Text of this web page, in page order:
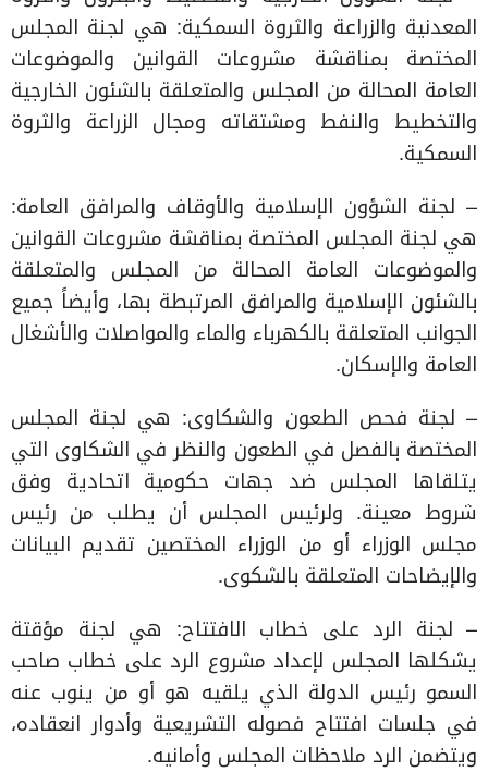
المعدنية والزراعة والثروة السمكية: هي لجنة المجلس
المختصة بمناقشة مشروعات القوانين والموضوعات
العامة المحالة من المجلس والمتعلقة بالشئون الخارجية
والتخطيط والنفط ومشتقاته ومجال الزراعة والثروة
السمكية.
– لجنة الشؤون الإسلامية والأوقاف والمرافق العامة:
هي لجنة المجلس المختصة بمناقشة مشروعات القوانين
والموضوعات العامة المحالة من المجلس والمتعلقة
بالشئون الإسلامية والمرافق المرتبطة بها، وأيضاً جميع
الجوانب المتعلقة بالكهرباء والماء والمواصلات والأشغال
العامة والإسكان.
– لجنة فحص الطعون والشكاوى: هي لجنة المجلس
المختصة بالفصل في الطعون والنظر في الشكاوى التي
يتلقاها المجلس ضد جهات حكومية اتحادية وفق
شروط معينة. ولرئيس المجلس أن يطلب من رئيس
مجلس الوزراء أو من الوزراء المختصين تقديم البيانات
والإيضاحات المتعلقة بالشكوى.
– لجنة الرد على خطاب الافتتاح: هي لجنة مؤقتة
يشكلها المجلس لإعداد مشروع الرد على خطاب صاحب
السمو رئيس الدولة الذي يلقيه هو أو من ينوب عنه
في جلسات افتتاح فصوله التشريعية وأدوار انعقاده،
ويتضمن الرد ملاحظات المجلس وأمانيه.